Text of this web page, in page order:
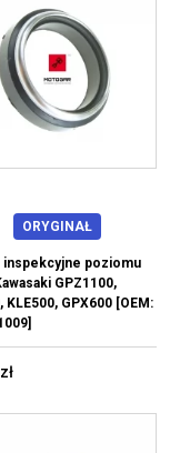
ORYGINAŁ
inspekcyjne poziomu
GPZ1100,
KLE500, GPX600 [OEM: